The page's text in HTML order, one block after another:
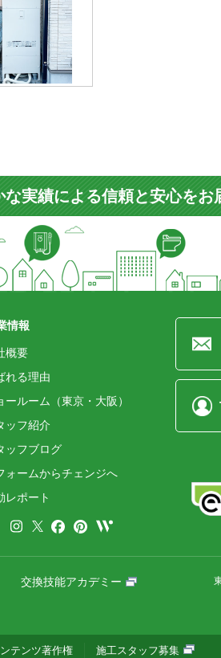
実績による信頼と安心をお
情報
概要
れる理由
ールーム（東京・大阪）
ッフ紹介
ッフブログ
ォームからチェンジへ
レポート
交換技能アカデミー
テンツ著作権 施工スタッフ募集